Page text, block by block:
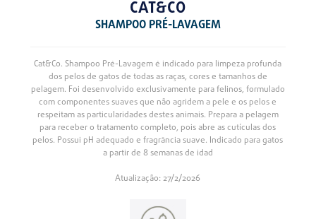
CAT&CO
SHAMPOO PRÉ-LAVAGEM
Cat&Co. Shampoo Pré-Lavagem é indicado para limpeza profunda
dos pelos de gatos de todas as raças, cores e tamanhos de
pelagem. Foi desenvolvido exclusivamente para felinos, formulado
com componentes suaves que não agridem a pele e os pelos e
respeitam as particularidades destes animais. Prepara a pelagem
para receber o tratamento completo, pois abre as cutículas dos
pelos. Possui pH adequado e fragrância suave. Indicado para gatos
a partir de 8 semanas de idad
Atualização: 27/2/2026